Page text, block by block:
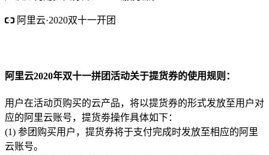
阿里云·2020双十一开团
阿里云2020年双十一拼团活动关于提货券的使用规则：
用户在活动页购买的云产品，将以提货券的形式发放至用户对
应的阿里云账号，提货劵操作具体如下：
(1) 参团购买用户，提货券将于支付完成时发放至相应的阿里
云账号。